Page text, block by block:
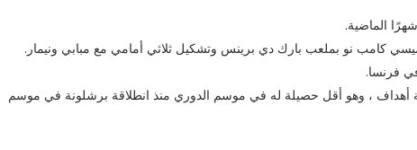
الماضية.
كامب نو بملعب بارك دي برينس وتشكيل ثلاثي أمامي مع مبابي ونيمار.
فرنسا.
الفرنسي بستة أهداف ، وهو أقل حصيلة له في موسم الدوري منذ انطلاقة برشلونة في موسم